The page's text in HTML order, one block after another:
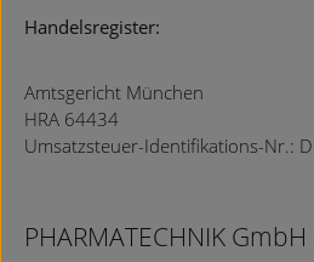
Handelsregister:
Amtsgericht München
HRA 64434
Umsatzsteuer-Identifikations-Nr.:
PHARMATECHNIK GmbH